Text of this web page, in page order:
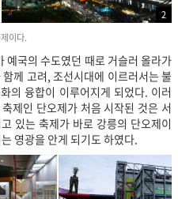
2
이다.
예국의 수도였던 때로 거슬러 올라가
께 고려, 조선시대에 이르러서는 불
의 융합이 이루어지게 되었다. 이러
제인 단오제가 처음 시작된 것은 서
있는 축제가 바로 강릉의 단오제이
영광을 안게 되기도 하였다.